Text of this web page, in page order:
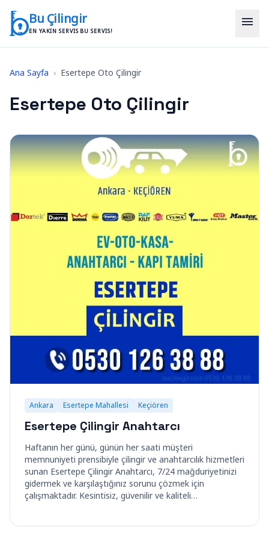
Bu Çilingir
EN YAKIN SERVIS BU SERVIS!
menu
Ana Sayfa › Esertepe Oto Çilingir
Esertepe Oto Çilingir
Ankara Esertepe Mahallesi Keçiören
Esertepe Çilingir Anahtarcı
Haftanın her günü, günün her saati müşteri
memnuniyeti prensibiyle çilingir ve anahtarcılık hizmetleri
sunan Esertepe Çilingir Anahtarcı, 7/24 mağduriyetinizi
gidermek ve karşılaştığınız sorunu çözmek için
çalışmaktadır. Kesintisiz, güvenilir ve kaliteli…